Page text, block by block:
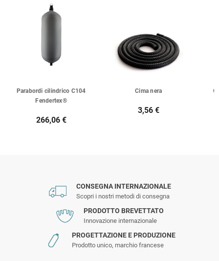
Parabordi cilindrico C104
Fendertex®
266,06 €
Cima nera
3,56 €
CONSEGNA INTERNAZIONALE
Scopri i nostri metodi di consegna
PRODOTTO BREVETTATO
Innovazione internazionale
PROGETTAZIONE E PRODUZIONE
Prodotto unico, marchio francese